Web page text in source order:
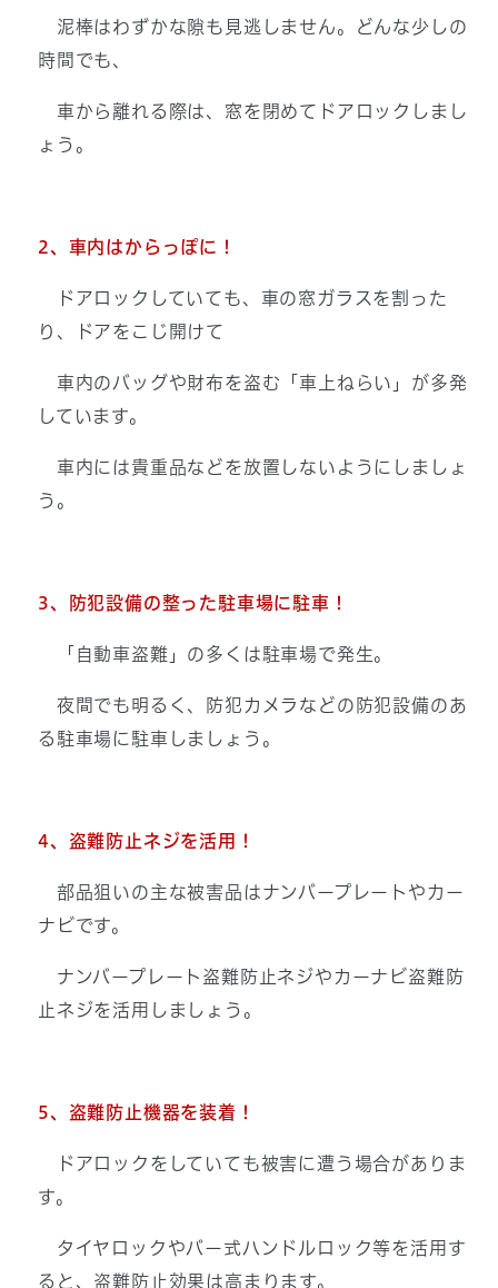
泥棒はわずかな隙も見逃しません。どんな少しの
時間でも、
車から離れる際は、窓を閉めてドアロックしまし
ょう。
2、車内はからっぽに！
ドアロックしていても、車の窓ガラスを割った
り、ドアをこじ開けて
車内のバッグや財布を盗む「車上ねらい」が多発
しています。
車内には貴重品などを放置しないようにしましょ
う。
3、防犯設備の整った駐車場に駐車！
「自動車盗難」の多くは駐車場で発生。
夜間でも明るく、防犯カメラなどの防犯設備のあ
る駐車場に駐車しましょう。
4、盗難防止ネジを活用！
部品狙いの主な被害品はナンバープレートやカー
ナビです。
ナンバープレート盗難防止ネジやカーナビ盗難防
止ネジを活用しましょう。
5、盗難防止機器を装着！
ドアロックをしていても被害に遭う場合がありま
す。
タイヤロックやバー式ハンドルロック等を活用す
ると、盗難防止効果は高まります。